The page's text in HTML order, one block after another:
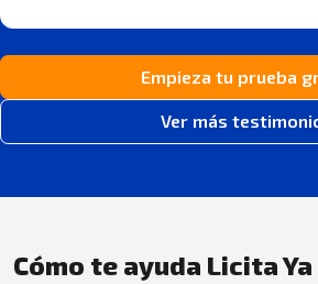
Empieza tu prueba
Ver más
Cómo te ayuda Licita Ya